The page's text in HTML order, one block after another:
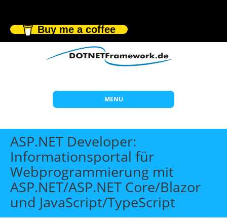
Buy me a coffee
MENU
Start
Themen
Individuelle Schulungen
Offene Seminare
ASP.NET Developer:
Informationsportal für
Webprogrammierung mit
ASP.NET/ASP.NET Core/Blazor
und JavaScript/TypeScript